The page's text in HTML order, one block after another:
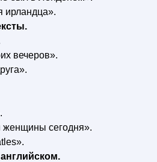
ирландца».
вечеров».
сегодня».